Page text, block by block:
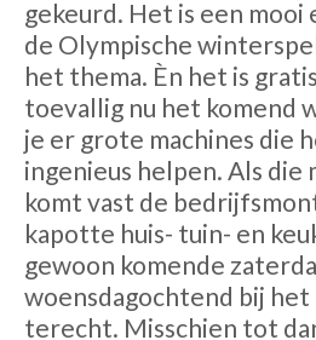
gekeurd. Het is een mooi
de Olympische
het thema. Èn het is
toevallig nu het komend
je er grote machines die
ingenieus helpen. Als die
komt vast de
kapotte huis- tuin- en
gewoon komende
woensdagochtend bij het
terecht. Misschien tot